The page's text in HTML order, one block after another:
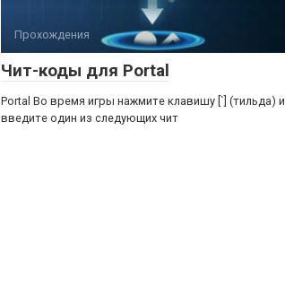
Прохождения
Чит-коды для Portal
Portal Во время игры нажмите клавишу [`] (тильда) и
введите один из следующих чит